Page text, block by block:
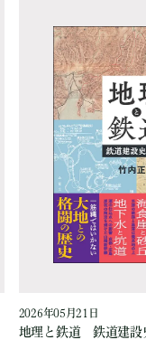
2026年05月21日
地理と鉄道 鉄道建設